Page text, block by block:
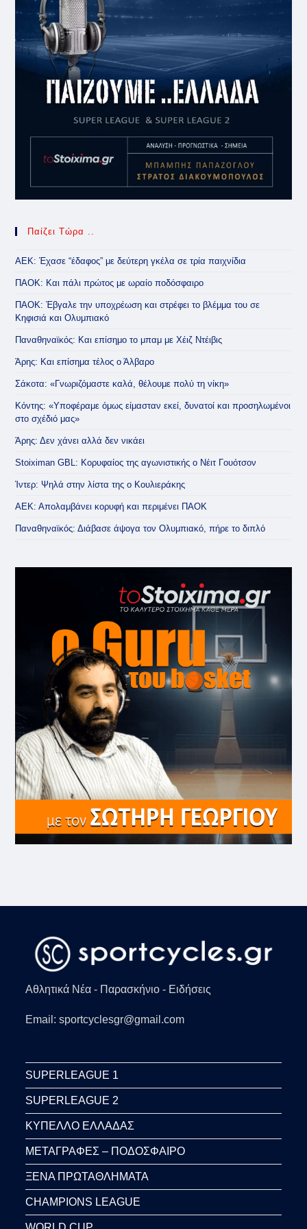
Παίζει Τώρα ..
ΑΕΚ: Έχασε “έδαφος” με δεύτερη γκέλα σε τρία παιχνίδια
ΠΑΟΚ: Και πάλι πρώτος με ωραίο ποδόσφαιρο
ΠΑΟΚ: Έβγαλε την υποχρέωση και στρέφει το βλέμμα του σε
Κηφισιά και Ολυμπιακό
Παναθηναϊκός: Και επίσημο το μπαμ με Χέιζ Ντέιβις
Άρης: Και επίσημα τέλος ο Άλβαρο
Σάκοτα: «Γνωριζόμαστε καλά, θέλουμε πολύ τη νίκη»
Κόντης: «Υποφέραμε όμως είμασταν εκεί, δυνατοί και προσηλωμένοι
στο σχέδιό μας»
Άρης: Δεν χάνει αλλά δεν νικάει
Stoiximan GBL: Κορυφαίος της αγωνιστικής ο Νέιτ Γουότσον
Ίντερ: Ψηλά στην λίστα της ο Κουλιεράκης
ΑΕΚ: Απολαμβάνει κορυφή και περιμένει ΠΑΟΚ
Παναθηναϊκός: Διάβασε άψογα τον Ολυμπιακό, πήρε το διπλό
Αθλητικά Νέα - Παρασκήνιο - Ειδήσεις
Email: sportcyclesgr@gmail.com
SUPERLEAGUE 1
SUPERLEAGUE 2
ΚΥΠΕΛΛΟ ΕΛΛΑΔΑΣ
ΜΕΤΑΓΡΑΦΕΣ – ΠΟΔΟΣΦΑΙΡΟ
ΞΕΝΑ ΠΡΩΤΑΘΛΗΜΑΤΑ
CHAMPIONS LEAGUE